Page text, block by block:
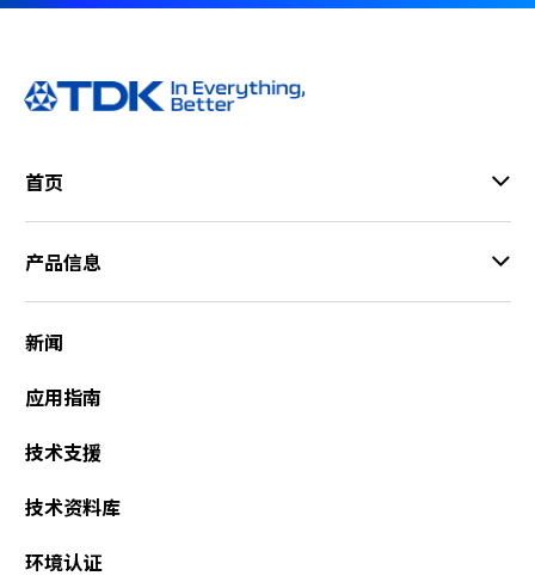
首页
产品信息
新闻
应用指南
技术支援
技术资料库
环境认证